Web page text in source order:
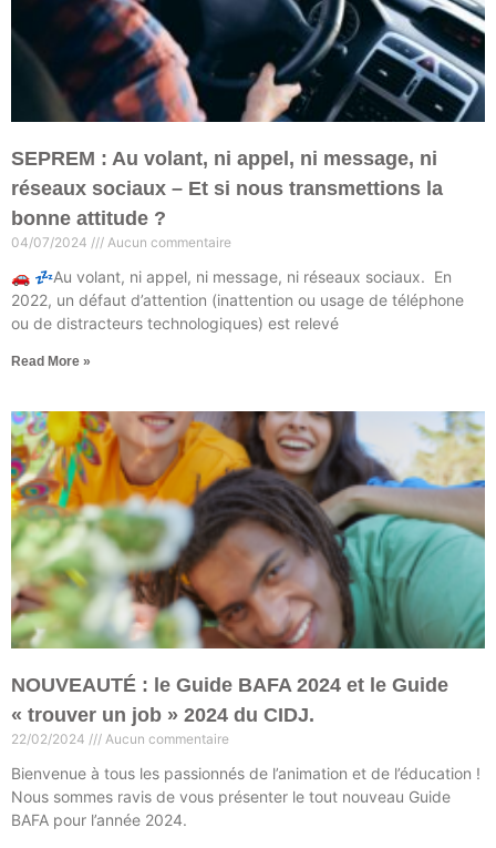
SEPREM : Au volant, ni appel, ni message, ni
réseaux sociaux – Et si nous transmettions la
bonne attitude ?
04/07/2024 Aucun commentaire
🚗 💤Au volant, ni appel, ni message, ni réseaux sociaux. En
2022, un défaut d’attention (inattention ou usage de téléphone
ou de distracteurs technologiques) est relevé
Read More »
NOUVEAUTÉ : le Guide BAFA 2024 et le Guide
« trouver un job » 2024 du CIDJ.
22/02/2024 Aucun commentaire
Bienvenue à tous les passionnés de l’animation et de l’éducation !
Nous sommes ravis de vous présenter le tout nouveau Guide
BAFA pour l’année 2024.